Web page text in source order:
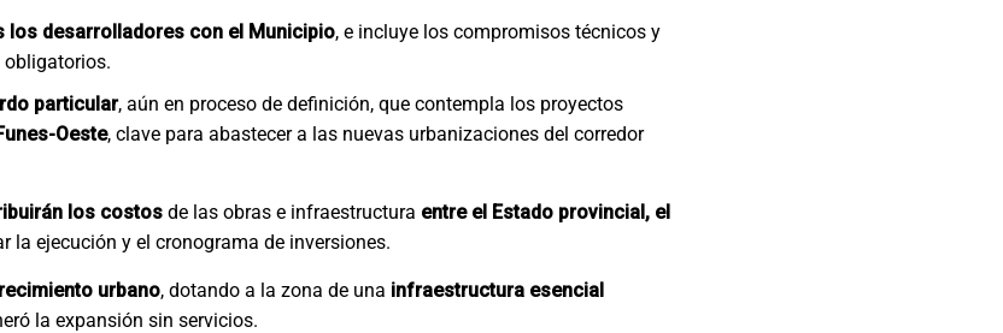
los desarrolladores con el Municipio, e incluye los compromisos técnicos y
obligatorios.
particular, aún en proceso de definición, que contempla los proyectos
Oeste, clave para abastecer a las nuevas urbanizaciones del corredor
los costos de las obras e infraestructura entre el Estado provincial, el
la ejecución y el cronograma de inversiones.
urbano, dotando a la zona de una infraestructura esencial
la expansión sin servicios.